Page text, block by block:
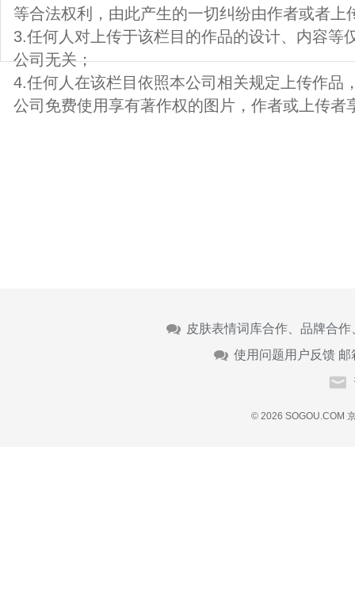
等合法权利，由此产生的一切纠纷由作者或者上
3.任何人对上传于该栏目的作品的设计、内容等
公司无关；
4.任何人在该栏目依照本公司相关规定上传作品
公司免费使用享有著作权的图片，作者或上传者
皮肤表情词库合作、品牌合
使用问题用户反馈 邮
© 2026 SOGOU.COM